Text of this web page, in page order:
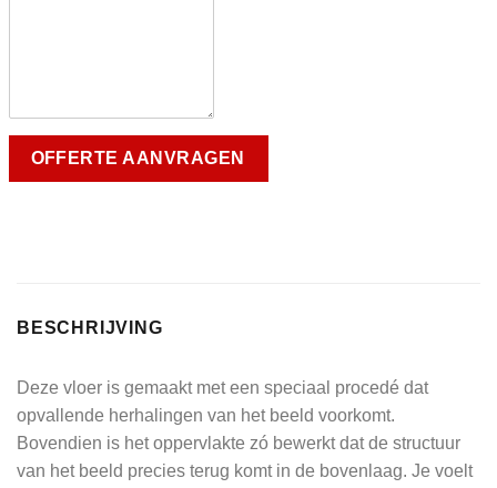
BESCHRIJVING
Deze vloer is gemaakt met een speciaal procedé dat
opvallende herhalingen van het beeld voorkomt.
Bovendien is het oppervlakte zó bewerkt dat de structuur
van het beeld precies terug komt in de bovenlaag. Je voelt